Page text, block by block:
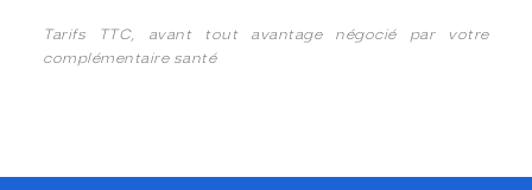
Tarifs TTC, avant tout avantage négocié par votre
complémentaire santé